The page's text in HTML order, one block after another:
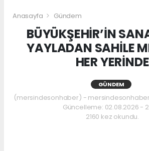
Anasayfa Gündem
BÜYÜKŞEHİR’İN
YAYLADAN SAHİLE
HER YERİNDE
GÜNDEM
(mersindesonhaber) - mersindesonhaber
Güncelleme: 02.08.2026 -
2160 kez okundu.